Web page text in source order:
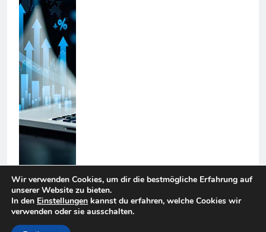
Suchen
Wir verwenden Cookies, um dir die bestmögliche Erfahrung auf
unserer Website zu bieten.
In den Einstellungen kannst du erfahren, welche Cookies wir
verwenden oder sie ausschalten.